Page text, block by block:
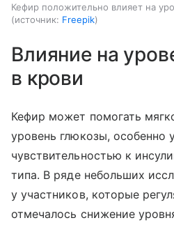
Кефир положительно влияет на
источник: Freepik
Влияние на
в крови
Кефир может помогать
уровень глюкозы, особенно
чувствительностью к
типа. В ряде небольших
у участников, которые
отмечалось снижение